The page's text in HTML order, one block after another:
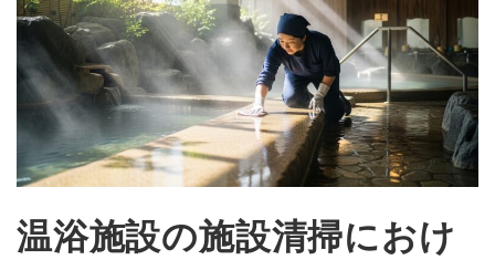
温浴施設の施設清掃におけ